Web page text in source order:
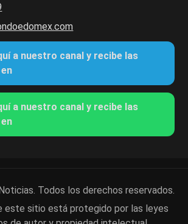
a nuestro canal y recibe las
a nuestro canal y recibe las
Todos los derechos reservados.
este sitio está protegido por las leyes